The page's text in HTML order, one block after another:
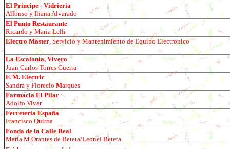
El Principe - Vidrieria
Alfonso y Iliana Alvarado
El Punto Restaurante
Ricardo y Maria Lelli
Electro Master, Servicio y Mantenimiento de Equipo Electronico
La Escalonia, Vivero
Juan Carlos Torres Guerra
F. M. Electric
Sandra y Florecio Marques
Farmacia El Pilar
Adolfo Vivar
Ferreteria España
Francisco Quiroa
Fonda de la Calle Real
Maria M.Orantes de Beteta/Leonel Beteta